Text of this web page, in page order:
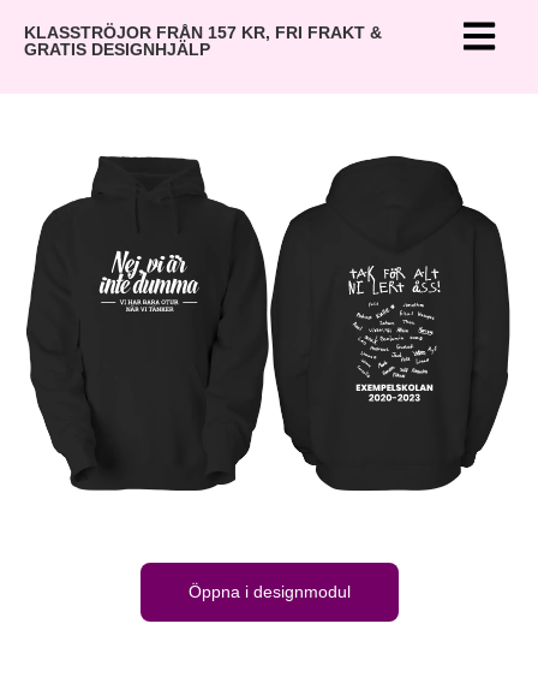
KLASSTRÖJOR FRÅN 157 KR, FRI FRAKT &
GRATIS DESIGNHJÄLP
Öppna i designmodul